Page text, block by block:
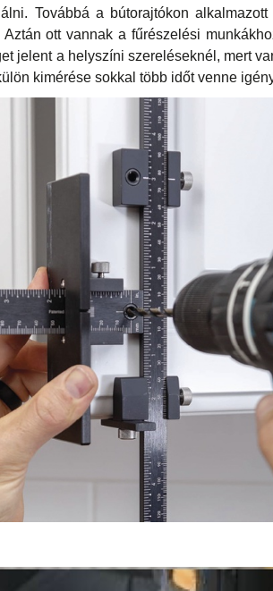
Továbbá a bútorajtókon
ott vannak a fűrészelési
jelent a helyszíni szereléseknél, mert
kimérése sokkal több időt venne